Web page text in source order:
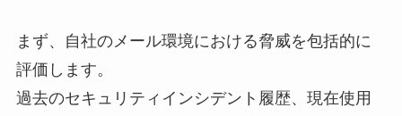
まず、自社のメール環境における脅威を包括的に
評価します。
過去のセキュリティインシデント履歴、現在使用